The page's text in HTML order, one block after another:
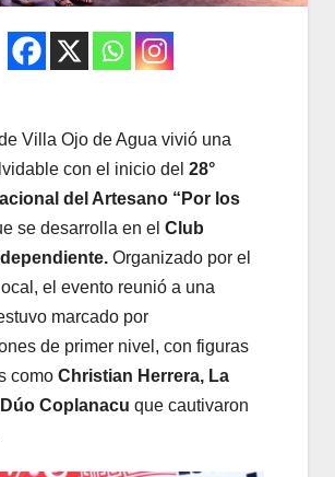
Villa Ojo de Agua vivió una
con el inicio del 28°
del Artesano “Por los
se desarrolla en el Club
Organizado por el
el evento reunió a una
marcado por
de primer nivel, con figuras
como Christian Herrera, La
Coplanacu que cautivaron